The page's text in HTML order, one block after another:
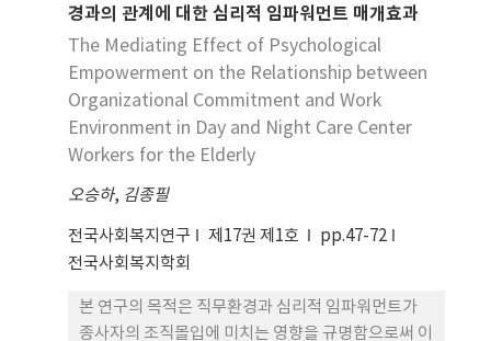
control is DTC (direct torque control). DTC is
simple in the reference frame transformation
and the stator flux calculation. Meanwhile,
two-level and three-level voltage source
inverters (VSI) are predominantly used. The
three-level VSI has more flexibility in voltage
space vector selection compared to the two-
level VSI. In this paper, speed is controlled
specifications of the PEM. The speed
controller employs a PI controller with anti-
windup functionality. In addition, the
characteristics of the two-level VSI and
경과의 관계에 대한 심리적 임파워먼트 매개효과
The Mediating Effect of Psychological
Empowerment on the Relationship between
Organizational Commitment and Work
Environment in Day and Night Care Center
Workers for the Elderly
오승하, 김종필
전국사회복지연구 제17권 제1호
pp.47-72
전국사회복지학회
본 연구의 목적은 직무환경과 심리적 임파워먼트가
종사자의 조직몰입에 미치는 영향을 규명함으로써 이